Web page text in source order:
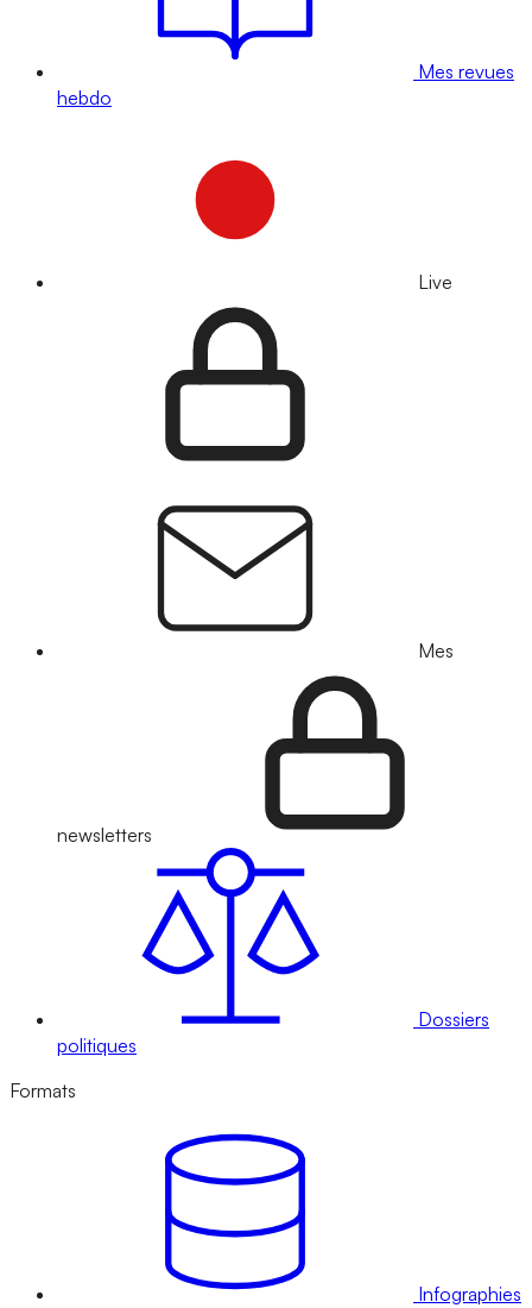
Mes revues
hebdo
Live
Mes
newsletters
Dossiers
politiques
Formats
Infographies